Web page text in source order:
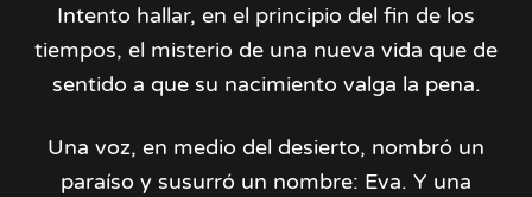
Intento hallar, en el principio del fin de los
tiempos, el misterio de una nueva vida que de
sentido a que su nacimiento valga la pena.
Una voz, en medio del desierto, nombró un
paraíso y susurró un nombre: Eva. Y una